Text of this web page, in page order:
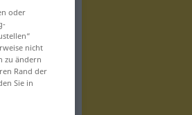
oder
nicht
zu ändern
Rand der
Sie in